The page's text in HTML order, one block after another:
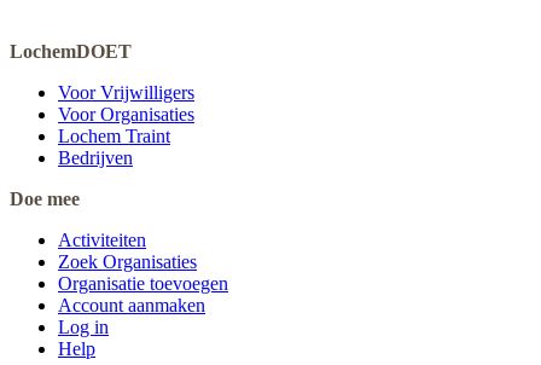
LochemDOET
Voor Vrijwilligers
Voor Organisaties
Lochem Traint
Bedrijven
Doe mee
Activiteiten
Zoek Organisaties
Organisatie toevoegen
Account aanmaken
Log in
Help